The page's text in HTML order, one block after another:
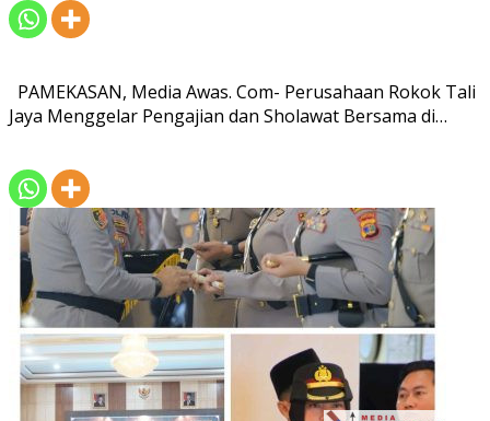
PAMEKASAN, Media Awas. Com- Perusahaan Rokok Tali
Jaya Menggelar Pengajian dan Sholawat Bersama di…